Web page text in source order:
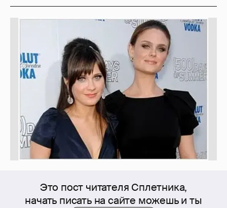
Это пост читателя Сплетника,
начать писать на сайте можешь и ты